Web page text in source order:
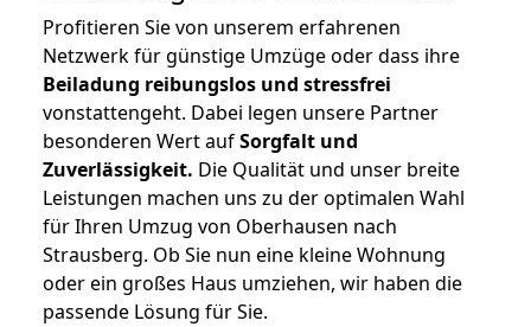
Profitieren Sie von unserem erfahrenen
Netzwerk für günstige Umzüge oder dass ihre
Beiladung reibungslos und stressfrei
vonstattengeht. Dabei legen unsere Partner
besonderen Wert aufSorgfalt und
Zuverlässigkeit. Die Qualität und unser breite
Leistungen machen uns zu der optimalen Wahl
für Ihren Umzug von Oberhausen nach
Strausberg. Ob Sie nun eine kleine Wohnung
oder ein großes Haus umziehen, wir haben die
passende Lösung für Sie.